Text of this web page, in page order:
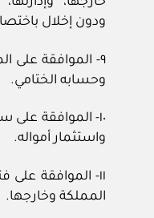
ودون إخلال
٩- الموافقة على
وحسابه الختامي.
١٠- الموافقة
واستثمار أمواله.
١١- الموافقة
المملكة وخارجها.